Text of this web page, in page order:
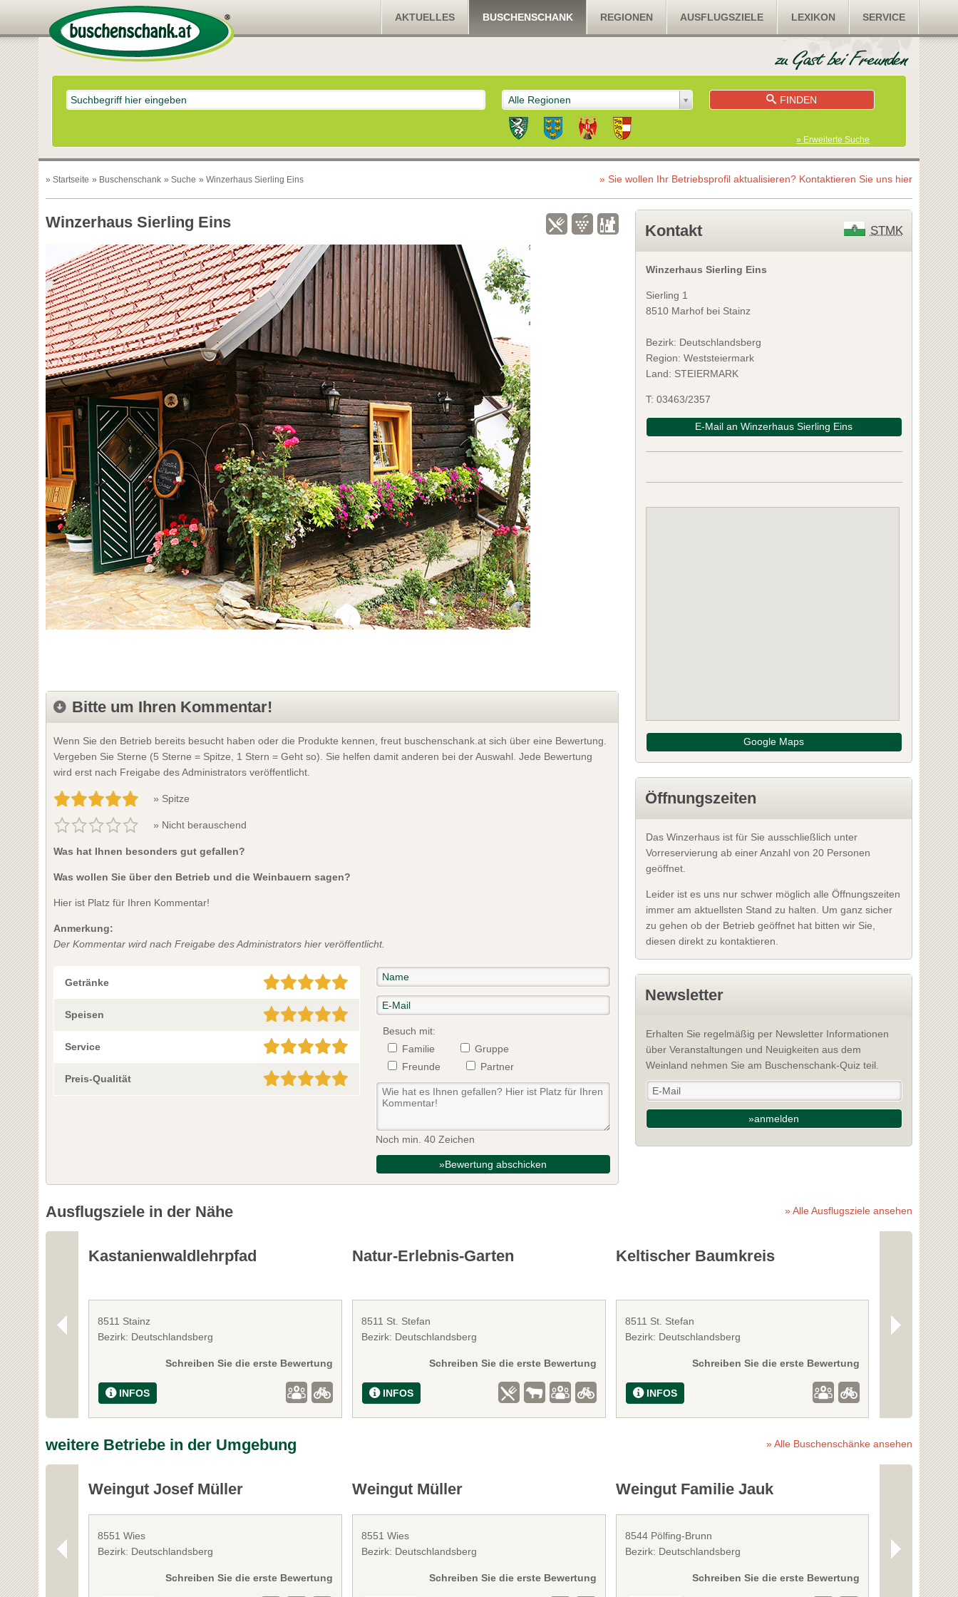
AKTUELLES BUSCHENSCHANK REGIONEN AUSFLUGSZIELE LEXIKON SERVICE
Alle Regionen FINDEN
» Erweiterte Suche
» Startseite » Buschenschank » Suche » Winzerhaus Sierling Eins
Winzerhaus Sierling Eins
Bitte um Ihren Kommentar!
Wenn Sie den Betrieb bereits besucht haben oder die Produkte kennen, freut buschenschank.at sich über eine Bewertung.
Vergeben Sie Sterne (5 Sterne = Spitze, 1 Stern = Geht so). Sie helfen damit anderen bei der Auswahl. Jede Bewertung
wird erst nach Freigabe des Administrators veröffentlicht.
» Spitze
» Nicht berauschend
Was hat Ihnen besonders gut gefallen?
Was wollen Sie über den Betrieb und die Weinbauern sagen?
Hier ist Platz für Ihren Kommentar!
Anmerkung:
Der Kommentar wird nach Freigabe des Administrators hier veröffentlicht.
Getränke
Speisen
Service
Preis-Qualität
Besuch mit:
Familie
Gruppe
Freunde
Partner
Noch min. 40 Zeichen
»Bewertung abschicken
» Sie wollen Ihr Betriebsprofil aktualisieren? Kontaktieren Sie uns hier
Kontakt STMK
Winzerhaus Sierling Eins
Sierling 1
8510 Marhof bei Stainz
Bezirk: Deutschlandsberg
Region: Weststeiermark
Land: STEIERMARK
T: 03463/2357
E-Mail an Winzerhaus Sierling Eins
Google Maps
Öffnungszeiten
Das Winzerhaus ist für Sie ausschließlich unter
Vorreservierung ab einer Anzahl von 20 Personen
geöffnet.
Leider ist es uns nur schwer möglich alle Öffnungszeiten
immer am aktuellsten Stand zu halten. Um ganz sicher
zu gehen ob der Betrieb geöffnet hat bitten wir Sie,
diesen direkt zu kontaktieren.
Newsletter
Erhalten Sie regelmäßig per Newsletter Informationen
über Veranstaltungen und Neuigkeiten aus dem
Weinland nehmen Sie am Buschenschank-Quiz teil.
»anmelden
Ausflugsziele in der Nähe » Alle Ausflugsziele ansehen
Kastanienwaldlehrpfad
8511 Stainz
Bezirk: Deutschlandsberg
Schreiben Sie die erste Bewertung
INFOS
Natur-Erlebnis-Garten
8511 St. Stefan
Bezirk: Deutschlandsberg
Schreiben Sie die erste Bewertung
INFOS
Keltischer Baumkreis
8511 St. Stefan
Bezirk: Deutschlandsberg
Schreiben Sie die erste Bewertung
INFOS
Schloss
8510 Stainz
Bezirk:
INFOS
weitere Betriebe in der Umgebung » Alle Buschenschänke ansehen
Weingut Josef Müller
8551 Wies
Bezirk: Deutschlandsberg
Schreiben Sie die erste Bewertung
Weingut Müller
8551 Wies
Bezirk: Deutschlandsberg
Schreiben Sie die erste Bewertung
Weingut Familie Jauk
8544 Pölfing-Brunn
Bezirk: Deutschlandsberg
Schreiben Sie die erste Bewertung
Weingut
8563 Ligist
Bezirk: